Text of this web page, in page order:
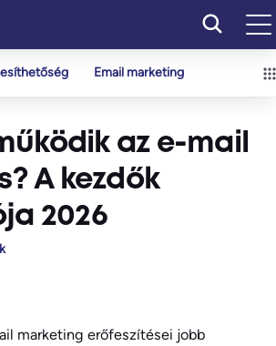
Email marketing
az e-mail
A kezdők
2026
marketing erőfeszítései jobb